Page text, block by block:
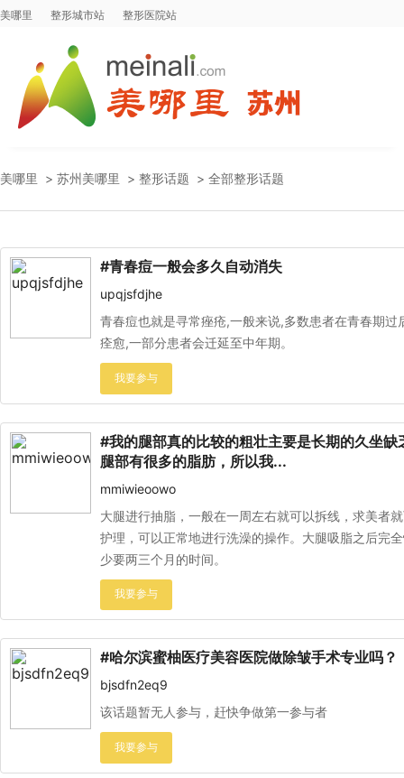
美哪里 整形城市站 整形医院站
美哪里 > 苏州美哪里 > 整形话题 > 全部整形话题
#青春痘一般会多久自动消失
upqjsfdjhe
青春痘也就是寻常痤疮,一般来说,多数患者在青春期过
痊愈,一部分患者会迁延至中年期。
#我的腿部真的比较的粗壮主要是长期的久坐缺
腿部有很多的脂肪，所以我...
mmiwieoowo
大腿进行抽脂，一般在一周左右就可以拆线，求美者
护理，可以正常地进行洗澡的操作。大腿吸脂之后完
少要两三个月的时间。
#哈尔滨蜜柚医疗美容医院做除皱手术专业吗？
bjsdfn2eq9
该话题暂无人参与，赶快争做第一参与者